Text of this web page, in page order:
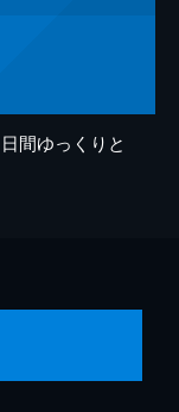
間ゆっくりと